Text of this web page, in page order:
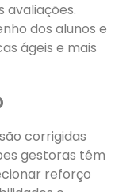
avaliações.
dos alunos e
ágeis e mais
corrigidas
gestoras têm
reforço